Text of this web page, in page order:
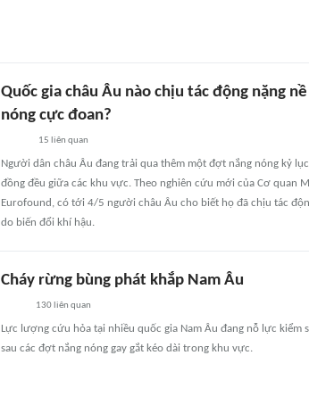
Quốc gia châu Âu nào chịu tác động nặng
nóng cực đoan?
15 liên quan
Người dân châu Âu đang trải qua thêm một đợt nắng nóng kỷ
đồng đều giữa các khu vực. Theo nghiên cứu mới của Cơ quan
Eurofound, có tới 4/5 người châu Âu cho biết họ đã chịu tác
do biến đổi khí hậu.
Cháy rừng bùng phát khắp Nam Âu
130 liên quan
Lực lượng cứu hỏa tại nhiều quốc gia Nam Âu đang nỗ lực kiểm
sau các đợt nắng nóng gay gắt kéo dài trong khu vực.